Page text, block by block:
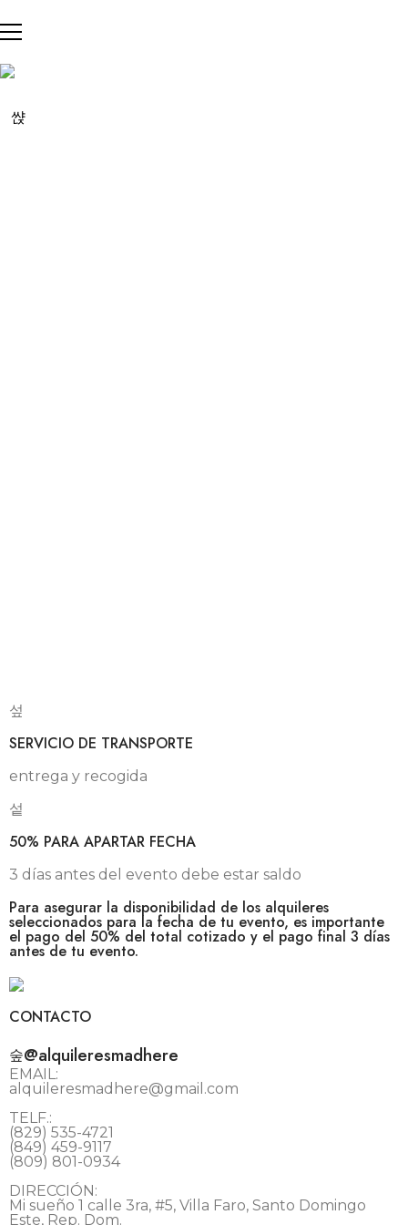
SERVICIO DE TRANSPORTE
entrega y recogida
50% PARA APARTAR FECHA
3 días antes del evento debe estar saldo
Para asegurar la disponibilidad de los alquileres
seleccionados para la fecha de tu evento, es importante
el pago del 50% del total cotizado y el pago final 3 días
antes de tu evento.
CONTACTO
@alquileresmadhere
EMAIL:
alquileresmadhere@gmail.com
TELF.:
(829) 535-4721
(849) 459-9117
(809) 801-0934
DIRECCIÓN:
Mi sueño 1 calle 3ra, #5, Villa Faro, Santo Domingo
Este, Rep. Dom.